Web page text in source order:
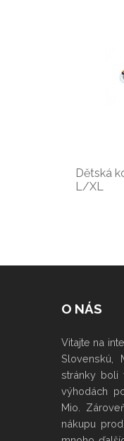
Dětská
L/XL
O NÁS
Vitajte na
Slovenskú,
stránky boli
výhodách
Mio.
nákupu